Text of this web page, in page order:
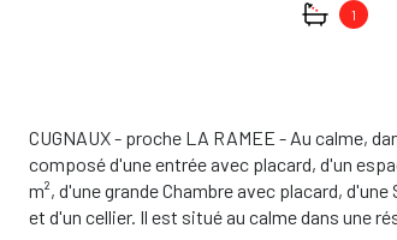
1
CUGNAUX - proche LA RAMEE - Au calme,
composé d'une entrée avec placard, d'un
m², d'une grande Chambre avec placard,
et d'un cellier. Il est situé au calme dans une